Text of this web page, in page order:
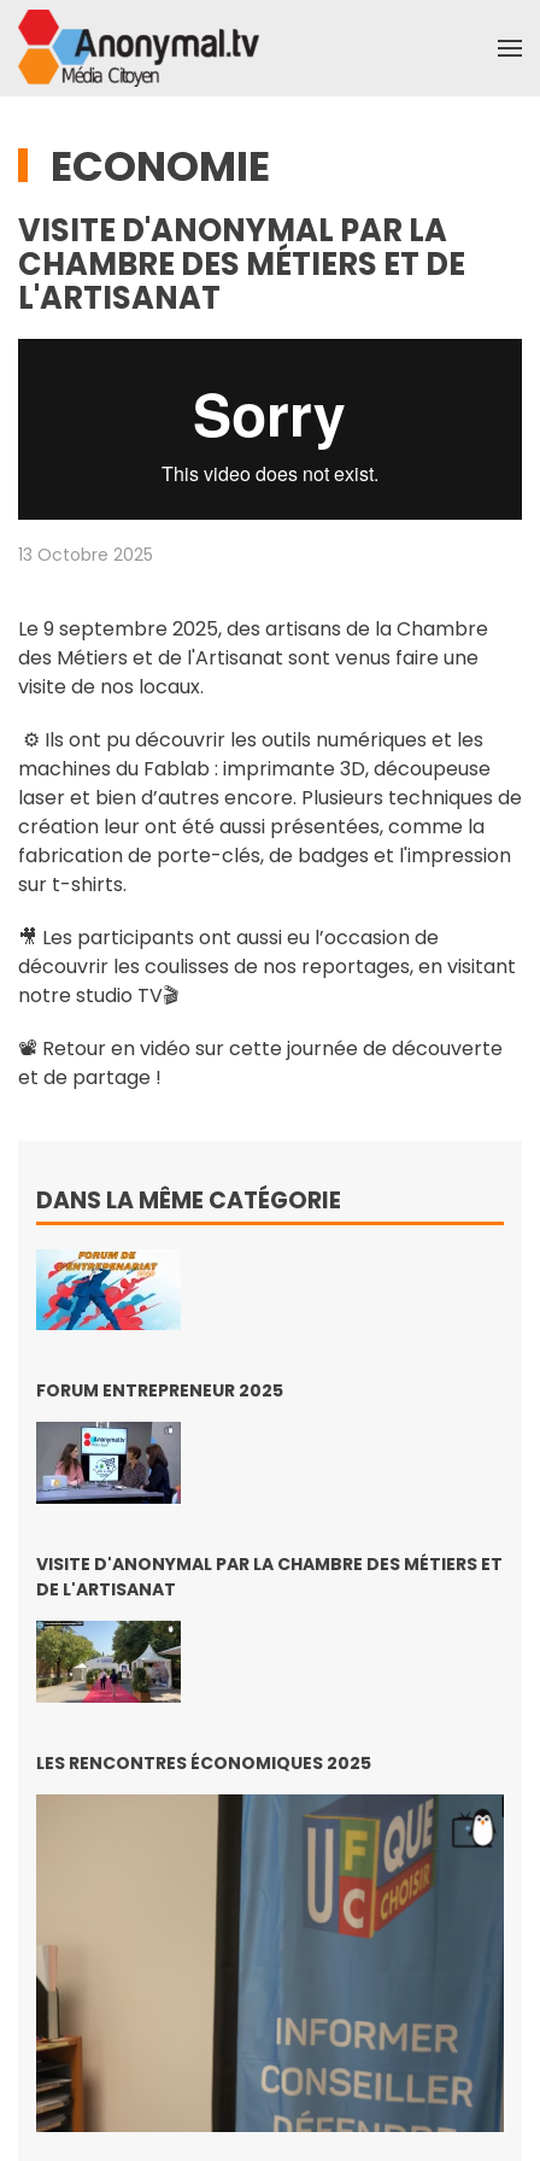
Accéder au contenu principal
ECONOMIE
VISITE D'ANONYMAL PAR LA
CHAMBRE DES MÉTIERS ET DE
L'ARTISANAT
13 Octobre 2025
Le 9 septembre 2025, des artisans de la Chambre
des Métiers et de l'Artisanat sont venus faire une
visite de nos locaux.
⚙️ Ils ont pu découvrir les outils numériques et les
machines du Fablab : imprimante 3D, découpeuse
laser et bien d’autres encore. Plusieurs techniques de
création leur ont été aussi présentées, comme la
fabrication de porte-clés, de badges et l'impression
sur t-shirts.
🎥 Les participants ont aussi eu l’occasion de
découvrir les coulisses de nos reportages, en visitant
notre studio TV🎬
📽️ Retour en vidéo sur cette journée de découverte
et de partage !
DANS LA MÊME CATÉGORIE
FORUM ENTREPRENEUR 2025
VISITE D'ANONYMAL PAR LA CHAMBRE DES MÉTIERS ET
DE L'ARTISANAT
LES RENCONTRES ÉCONOMIQUES 2025